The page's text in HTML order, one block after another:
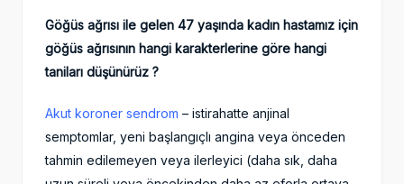
Göğüs ağrısı ile gelen 47 yaşında kadın hastamız için
göğüs ağrısının hangi karakterlerine göre hangi
taniları düşünürüz ?
Akut koroner sendrom – istirahatte anjinal
semptomlar, yeni başlangıçlı angina veya önceden
tahmin edilemeyen veya ilerleyici (daha sık, daha